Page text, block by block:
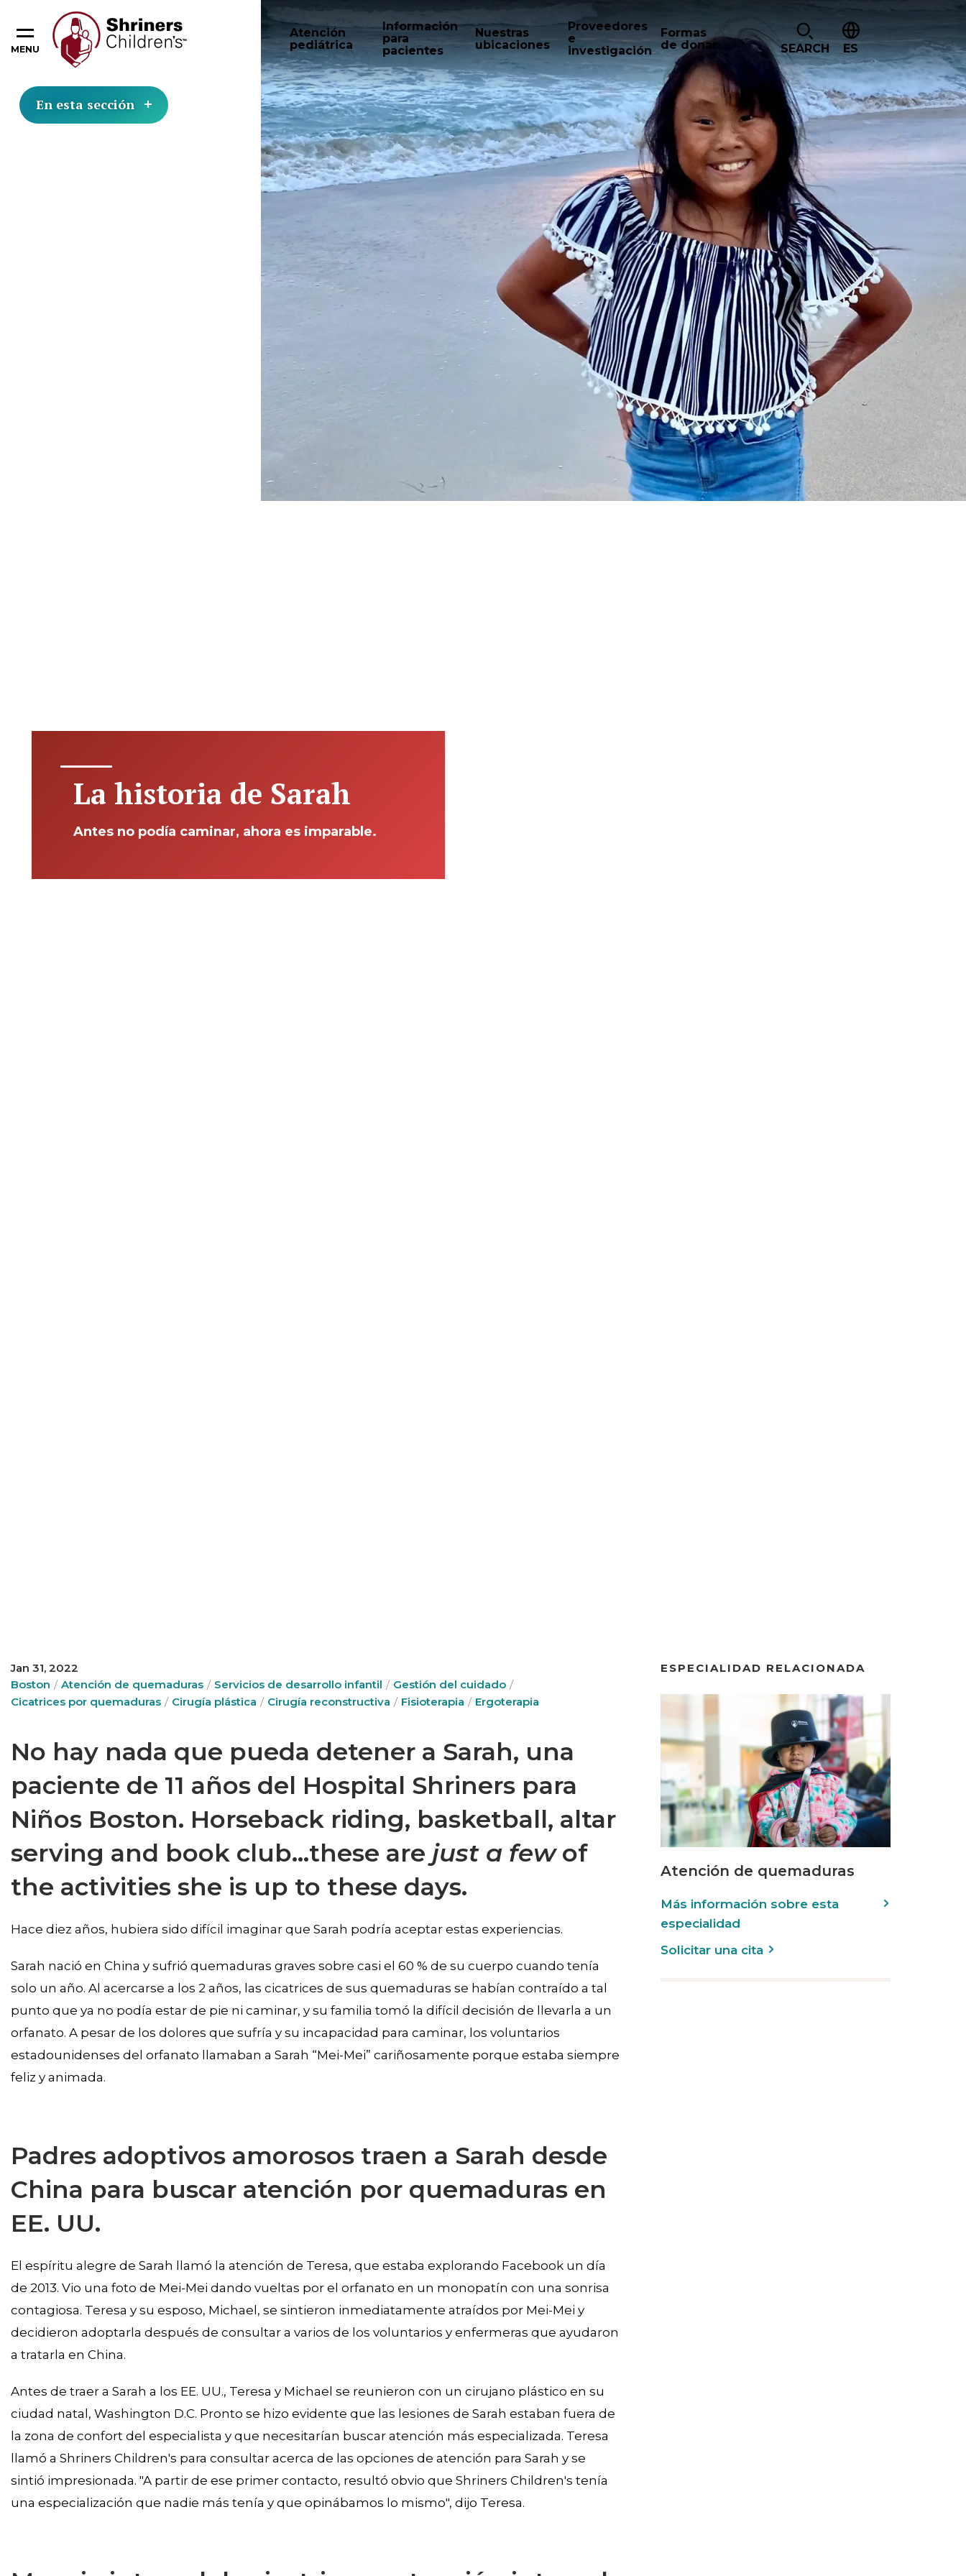
MENU
Atención
pediátrica
Información
para
pacientes
Nuestras
ubicaciones
Proveedores
e
investigación
Formas
de donar
SEARCH ES
En esta sección
La historia de Sarah
Antes no podía caminar, ahora es imparable.
Jan 31, 2022
Boston
Atención de quemaduras Servicios de desarrollo infantil
Gestión del cuidado
Cicatrices por quemaduras
Cirugía plástica Cirugía reconstructiva Fisioterapia Ergoterapia
No hay nada que pueda detener a Sarah, una
paciente de 11 años del Hospital Shriners para
Niños Boston. Horseback riding, basketball, altar
serving and book club…these are just a fewof
the activities she is up to these days.
Hace diez años, hubiera sido difícil imaginar que Sarah podría aceptar estas experiencias.
Sarah nació en China y sufrió quemaduras graves sobre casi el 60 % de su cuerpo cuando tenía
solo un año. Al acercarse a los 2 años, las cicatrices de sus quemaduras se habían contraído a tal
punto que ya no podía estar de pie ni caminar, y su familia tomó la difícil decisión de llevarla a un
orfanato. A pesar de los dolores que sufría y su incapacidad para caminar, los voluntarios
estadounidenses del orfanato llamaban a Sarah “Mei-Mei” cariñosamente porque estaba siempre
feliz y animada.
Padres adoptivos amorosos traen a Sarah desde
China para buscar atención por quemaduras en
EE. UU.
El espíritu alegre de Sarah llamó la atención de Teresa, que estaba explorando Facebook un día
de 2013. Vio una foto de Mei-Mei dando vueltas por el orfanato en un monopatín con una sonrisa
contagiosa. Teresa y su esposo, Michael, se sintieron inmediatamente atraídos por Mei-Mei y
decidieron adoptarla después de consultar a varios de los voluntarios y enfermeras que ayudaron
a tratarla en China.
Antes de traer a Sarah a los EE. UU., Teresa y Michael se reunieron con un cirujano plástico en su
ciudad natal, Washington D.C. Pronto se hizo evidente que las lesiones de Sarah estaban fuera de
la zona de confort del especialista y que necesitarían buscar atención más especializada. Teresa
llamó a Shriners Children's para consultar acerca de las opciones de atención para Sarah y se
sintió impresionada. "A partir de ese primer contacto, resultó obvio que Shriners Children's tenía
una especialización que nadie más tenía y que opinábamos lo mismo", dijo Teresa.
ESPECIALIDAD RELACIONADA
Atención de quemaduras
Más información sobre esta
especialidad
Solicitar una cita